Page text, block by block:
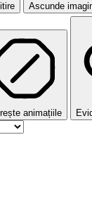
Ascunde
animațiile